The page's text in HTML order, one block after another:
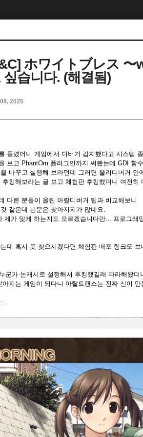
ホワイトブレス 〜
습니다. (해결됨)
09, 2025
돌렸더니 게임에서 디버거 감지했다고 시스템
보고 PhantOm 플러그인까지 써봤는데 GDI 함
바꾸고 실행해 보라던데 그러면 올리디버거
킹해보라는 글 보고 체험판 후킹했더니 여전히
다른 분들이 올린 아랄디버거 팁과 비교해보니
같은데 본문은 찾아지지가 않네요.
제가 맞게 하는지도 모르겠습니다만... 프로그
데 혹시 못 찾으시겠다면 체험판 배포 링크도 보
군가 논캐시로 설정해서 후킹했길래 따라해봤더
지는 게임이 되다니 아랄트랜스는 진짜 신이